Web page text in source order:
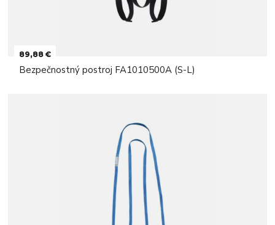
89,88 €
Bezpečnostný postroj FA1010500A (S-L)